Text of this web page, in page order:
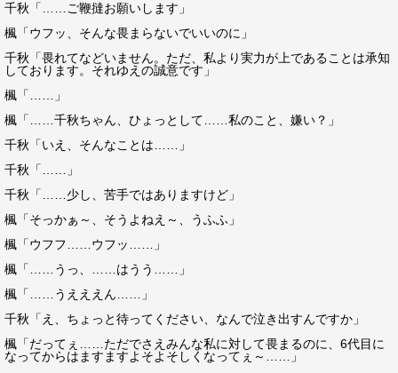
千秋「……ご鞭撻お願いします」
楓「ウフッ、そんな畏まらないでいいのに」
千秋「畏れてなどいません。ただ、私より実力が上であることは承知
しております。それゆえの誠意です」
楓「……」
楓「……千秋ちゃん、ひょっとして……私のこと、嫌い？」
千秋「いえ、そんなことは……」
千秋「……」
千秋「……少し、苦手ではありますけど」
楓「そっかぁ～、そうよねえ～、うふふ」
楓「ウフフ……ウフッ……」
楓「……うっ、……はうう……」
楓「……うえええん……」
千秋「え、ちょっと待ってください、なんで泣き出すんですか」
楓「だってぇ……ただでさえみんな私に対して畏まるのに、6代目に
なってからはますますよそよそしくなってぇ～……」